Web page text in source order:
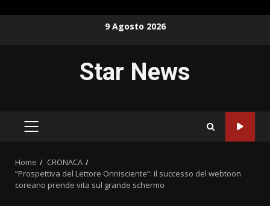
9 Agosto 2026
Star News
PRIMARY
Home
CRONACA
“Prospettiva del Lettore Onnisciente”: il successo del webtoon
coreano prende vita sul grande schermo